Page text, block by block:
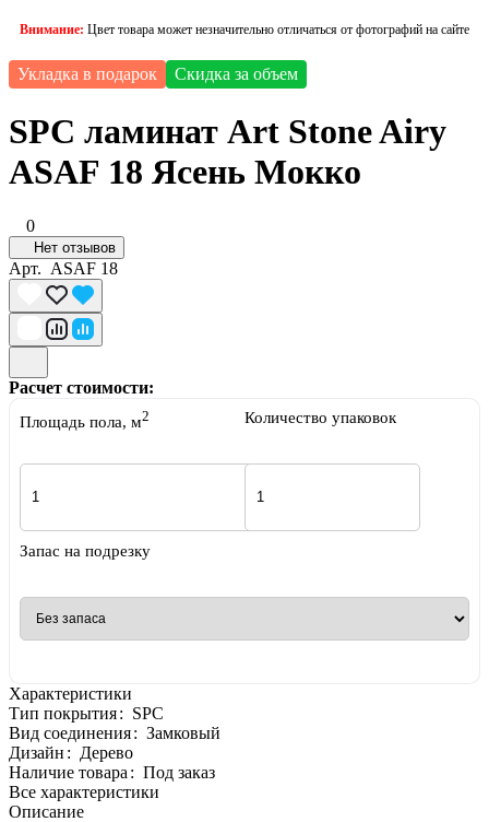
Внимание: Цвет товара может незначительно отличаться от фотографий на сайте
Укладка в подарок Скидка за объем
SPC ламинат Art Stone Airy
ASAF 18 Ясень Мокко
0
Нет отзывов
Арт. ASAF 18
Расчет стоимости:
Площадь пола, м2 Количество упаковок
Запас на подрезку
Характеристики
Тип покрытия: SPC
Вид соединения: Замковый
Дизайн: Дерево
Наличие товара: Под заказ
Все характеристики
Описание